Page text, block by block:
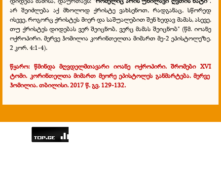
არ შეიძლება აქ მხოლოდ ქრისტე ვახსენოთ, რადგანაც, სწორედ
ისევე, როგორც ქრისტეს მიერ და საშუალებით შენ ხედავ მამას, ასევე,
თუ ქრისტეს დიდებას ვერ შეიცნობ, ვერც მამას შეიცნობ" (წმ. იოანე
ოქროპირი. მერვე ჰომილია კორინთელთა მიმართ მე-2 ეპისტოლეზე.
2 კორ. 4:1-4).
წყარო: წმინდა მღვდელმთავარი იოანე ოქროპირი. შრომები XVI
ტომი. კორინთელთა მიმართ მეორე ეპისტოლეს განმარტება. მერვე
ჰომილია. თბილისი. 2017 წ. გვ. 129-132.